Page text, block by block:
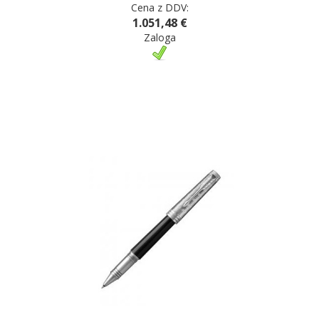
Cena z DDV:
1.051,48 €
Zaloga